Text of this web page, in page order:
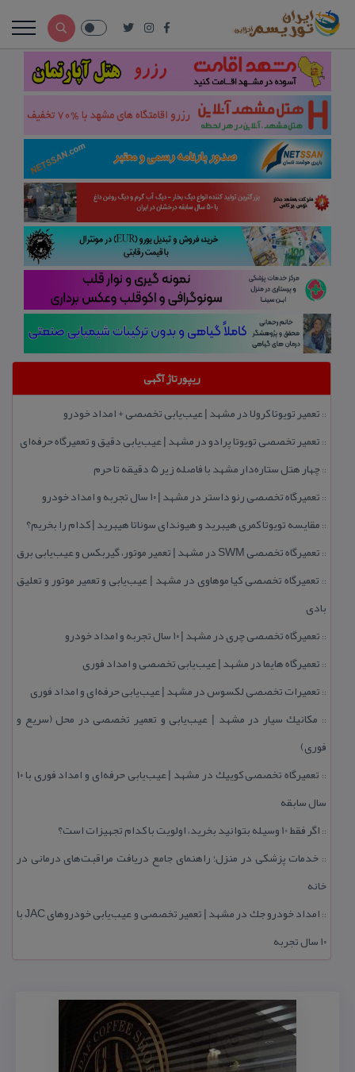
ریپورتاژ آگهی
:: تعمیر تویوتا كرولا در مشهد | عیب‌یابی تخصصی + امداد خودرو
:: تعمیر تخصصی تویوتا پرادو در مشهد | عیب‌یابی دقیق و تعمیرگاه حرفه‌ای
::چهار هتل‌ ستاره‌دار مشهد با فاصله زیر 5 دقیقه تا حرم
:: تعمیرگاه تخصصی رنو داستر در مشهد | ۱۰ سال تجربه و امداد خودرو
:: مقایسه تویوتا كمری هیبرید و هیوندای سوناتا هیبرید | كدام را بخریم؟
:: تعمیرگاه تخصصی SWM در مشهد | تعمیر موتور، گیربكس و عیب‌یابی برق
:: تعمیرگاه تخصصی كیا موهاوی در مشهد | عیب‌یابی و تعمیر موتور و تعلیق
بادی
:: تعمیرگاه تخصصی چری در مشهد | ۱۰ سال تجربه و امداد خودرو
:: تعمیرگاه هایما در مشهد | عیب‌یابی تخصصی و امداد فوری
:: تعمیرات تخصصی لكسوس در مشهد | عیب‌یابی حرفه‌ای و امداد فوری
:: مكانیك سیار در مشهد | عیب‌یابی و تعمیر تخصصی در محل (سریع و
فوری)
::
تعمیرگاه تخصصی كوییك در مشهد | عیب‌یابی حرفه‌ای و امداد فوری با ۱۰
سال سابقه
:: اگر فقط 10 وسیله بتوانید بخرید، اولویت با كدام تجهیزات است؟
:: خدمات پزشكی در منزل؛ راهنمای جامع دریافت مراقبت‌های درمانی در
خانه
::
امداد خودرو جك در مشهد | تعمیر تخصصی و عیب‌یابی خودروهای JAC با
۱۰ سال تجربه